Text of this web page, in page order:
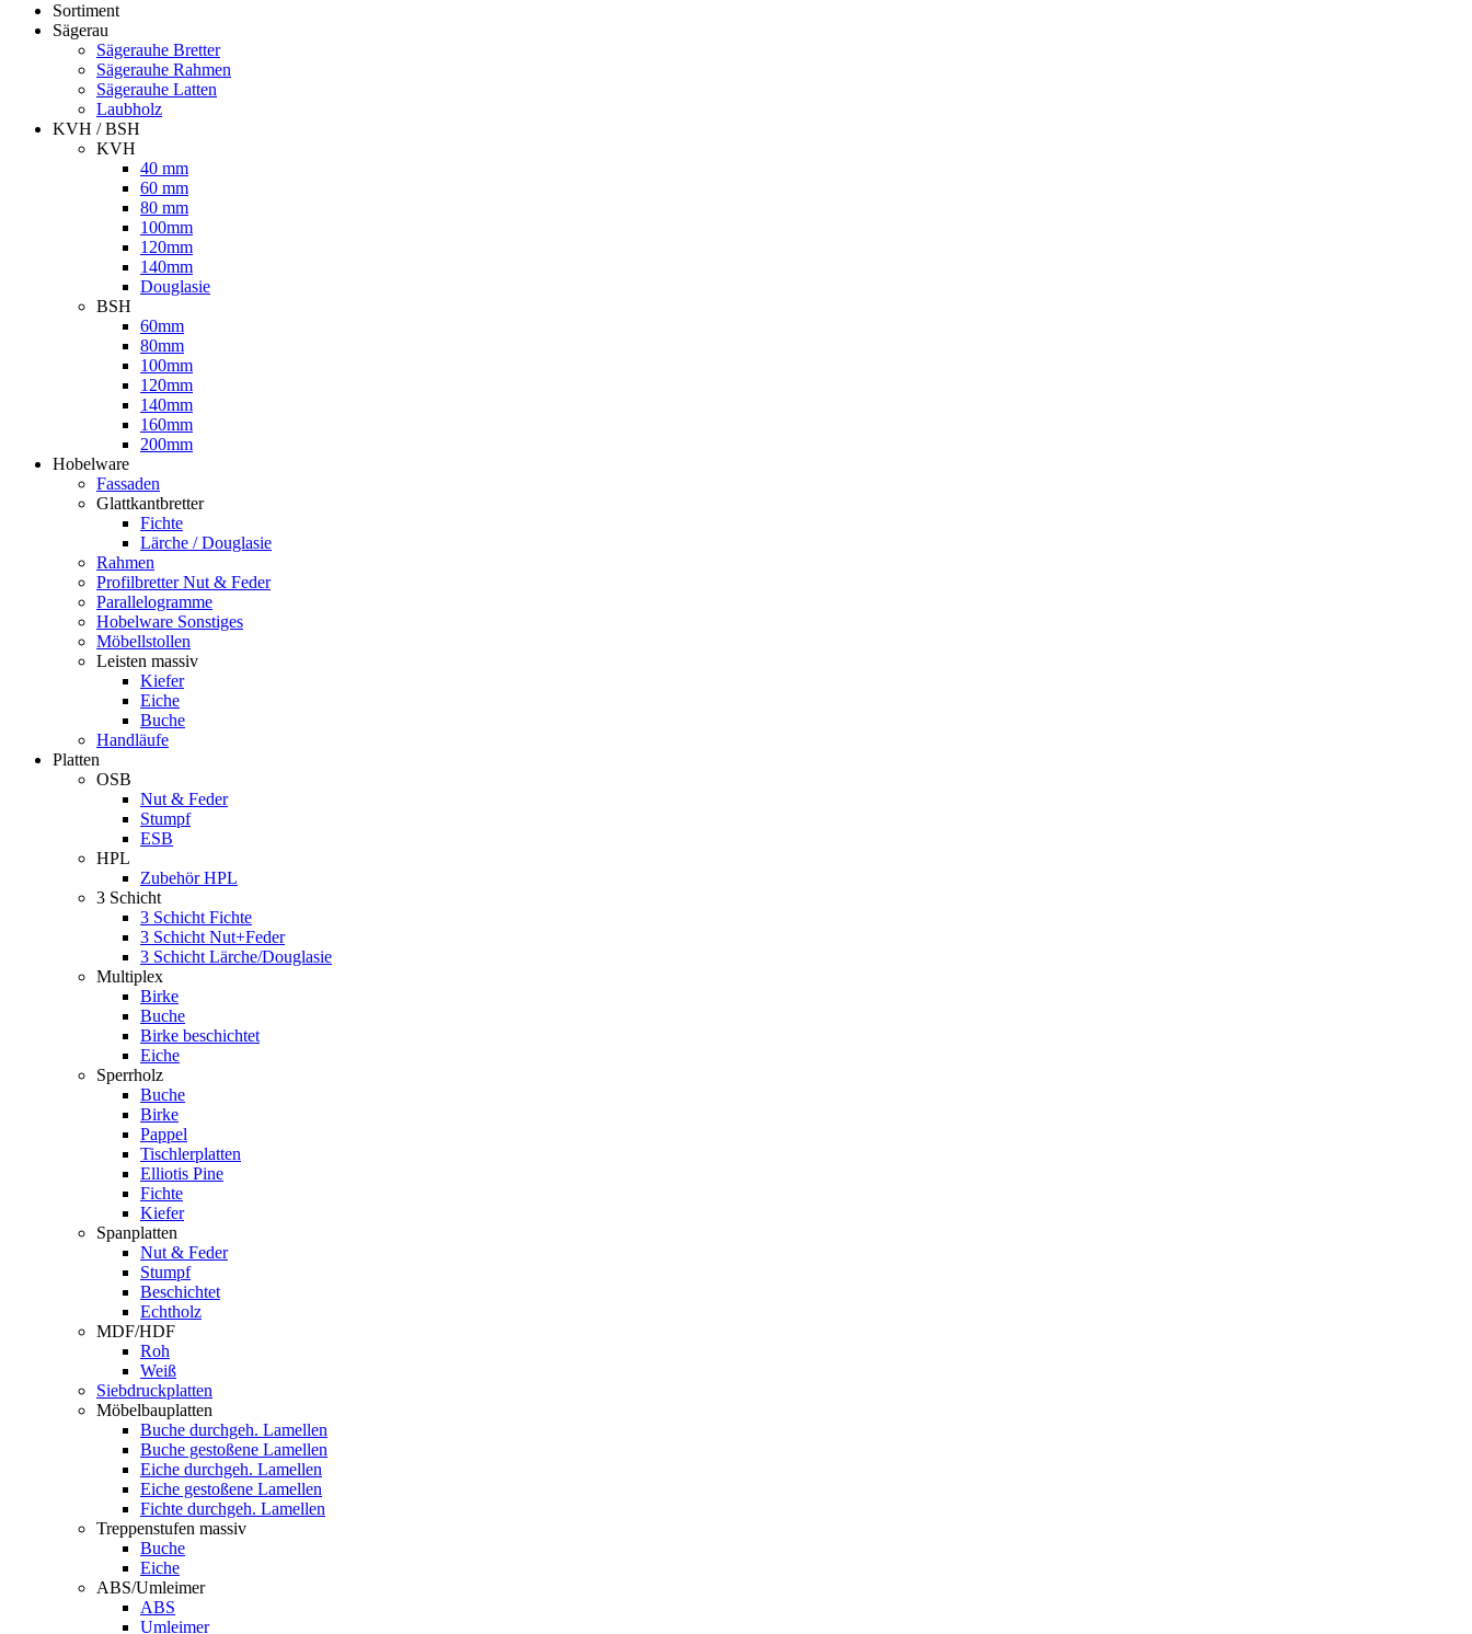
Sortiment
Sägerau
Sägerauhe Bretter
Sägerauhe Rahmen
Sägerauhe Latten
Laubholz
KVH / BSH
KVH
40 mm
60 mm
80 mm
100mm
120mm
140mm
Douglasie
BSH
60mm
80mm
100mm
120mm
140mm
160mm
200mm
Hobelware
Fassaden
Glattkantbretter
Fichte
Lärche / Douglasie
Rahmen
Profilbretter Nut & Feder
Parallelogramme
Hobelware Sonstiges
Möbellstollen
Leisten massiv
Kiefer
Eiche
Buche
Handläufe
Platten
OSB
Nut & Feder
Stumpf
ESB
HPL
Zubehör HPL
3 Schicht
3 Schicht Fichte
3 Schicht Nut+Feder
3 Schicht Lärche/Douglasie
Multiplex
Birke
Buche
Birke beschichtet
Eiche
Sperrholz
Buche
Birke
Pappel
Tischlerplatten
Elliotis Pine
Fichte
Kiefer
Spanplatten
Nut & Feder
Stumpf
Beschichtet
Echtholz
MDF/HDF
Roh
Weiß
Siebdruckplatten
Möbelbauplatten
Buche durchgeh. Lamellen
Buche gestoßene Lamellen
Eiche durchgeh. Lamellen
Eiche gestoßene Lamellen
Fichte durchgeh. Lamellen
Treppenstufen massiv
Buche
Eiche
ABS/Umleimer
ABS
Umleimer